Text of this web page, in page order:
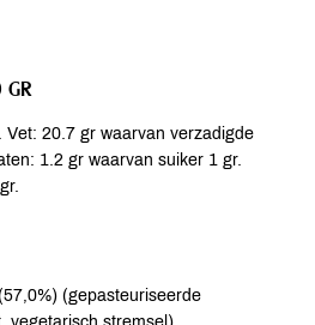
GR
Vet: 20.7 gr waarvan verzadigde
1.2 gr waarvan suiker 1 gr.
(gepasteuriseerde